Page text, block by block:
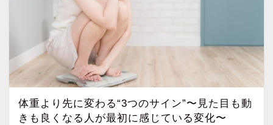
体重より先に変わる“3つのサイン”〜見た目も動
きも良くなる人が最初に感じている変化〜